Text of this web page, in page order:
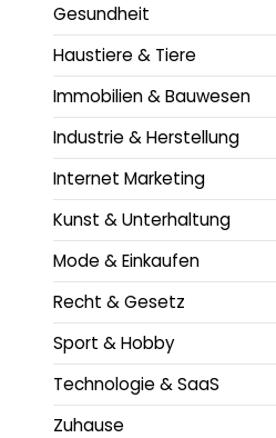
Gesundheit
Haustiere & Tiere
Immobilien & Bauwesen
Industrie & Herstellung
Internet Marketing
Kunst & Unterhaltung
Mode & Einkaufen
Recht & Gesetz
Sport & Hobby
Technologie & SaaS
Zuhause